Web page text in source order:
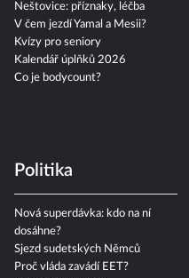
Neštovice: příznaky, léčba
V čem jezdí Yamal a Mesii?
Kvízy pro seniory
Kalendář úplňků 2026
Co je bodycount?
Politika
Nová superdávka: kdo na ní
dosáhne?
Sjezd sudetských Němců
Proč vláda zavádí EET?